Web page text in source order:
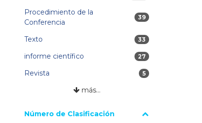
Procedimiento de la
Conferencia
39 resultados
39
Texto 33 resultados
33
informe científico 27 resultados
27
Revista 5 resultados
5
más…
Número de Clasificación